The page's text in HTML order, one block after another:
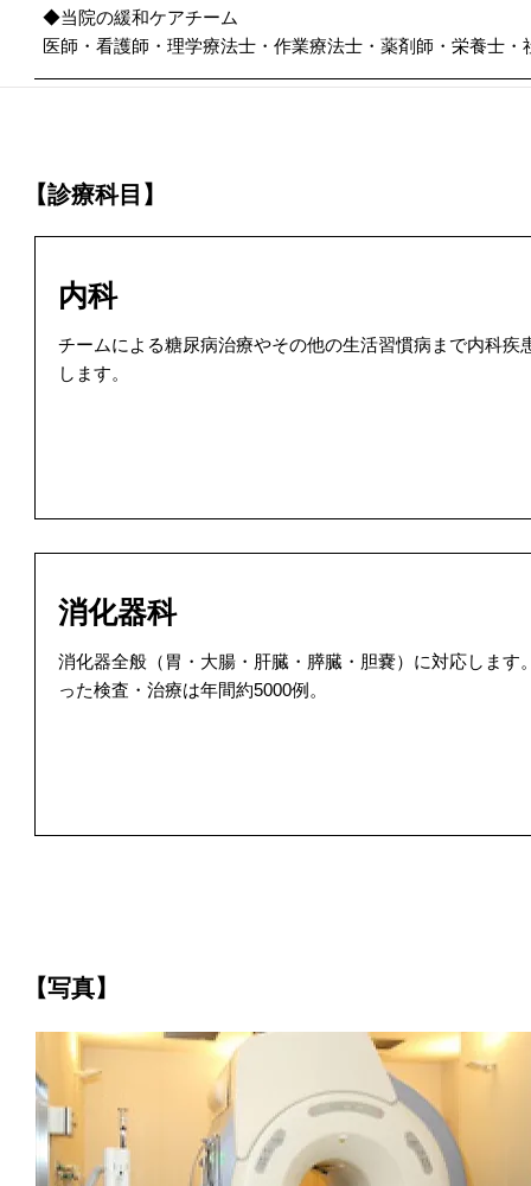
◆当院の緩和ケアチーム
医師・看護師・理学療法士・作業療法士・薬剤師・栄養士・
【診療科目】
内科
チームによる糖尿病治療やその他の生活習慣病まで内科疾
します。
消化器科
消化器全般（胃・大腸・肝臓・膵臓・胆嚢）に対応します
った検査・治療は年間約5000例。
【写真】